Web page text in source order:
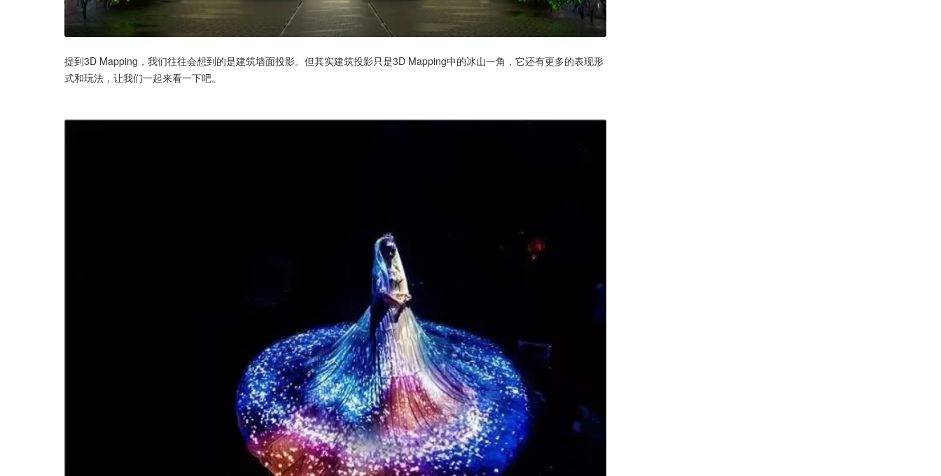
提到3D Mapping，我们往往会想到的是建筑墙面投影。但其实建筑投影只是3D Mapping中的冰山一角，它还有更多的表现形
式和玩法，让我们一起来看一下吧。